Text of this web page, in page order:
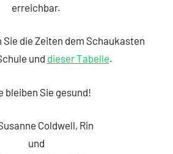
erreichbar.
die Zeiten dem Schaukasten
und dieser Tabelle.
bleiben Sie gesund!
Coldwell, Rin
und